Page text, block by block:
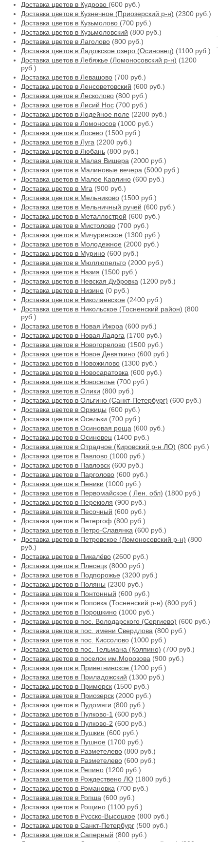
Доставка цветов в Кудрово (600 руб.)
Доставка цветов в Кузнечное (Приозерский р-н) (2300 руб.)
Доставка цветов в Кузьмолово (700 руб.)
Доставка цветов в Кузьмоловский (800 руб.)
Доставка цветов в Лаголово (800 руб.)
Доставка цветов в Ладожское озеро (Осиновец) (1100 руб.)
Доставка цветов в Лебяжье (Ломоносовский р-н) (1200
руб.)
Доставка цветов в Левашово (700 руб.)
Доставка цветов в Ленсоветовский (600 руб.)
Доставка цветов в Лесколово (800 руб.)
Доставка цветов в Лисий Нос (700 руб.)
Доставка цветов в Лодейное поле (2200 руб.)
Доставка цветов в Ломоносов (1000 руб.)
Доставка цветов в Лосево (1500 руб.)
Доставка цветов в Луга (2200 руб.)
Доставка цветов в Любань (800 руб.)
Доставка цветов в Малая Вишера (2000 руб.)
Доставка цветов в Малиновые вечера (5000 руб.)
Доставка цветов в Малое Карлино (600 руб.)
Доставка цветов в Мга (900 руб.)
Доставка цветов в Мельниково (1500 руб.)
Доставка цветов в Мельничный ручей (600 руб.)
Доставка цветов в Металлострой (600 руб.)
Доставка цветов в Мистолово (700 руб.)
Доставка цветов в Мичуринское (1300 руб.)
Доставка цветов в Молодежное (2000 руб.)
Доставка цветов в Мурино (600 руб.)
Доставка цветов в Мюллюпельто (2000 руб.)
Доставка цветов в Назия (1500 руб.)
Доставка цветов в Невская Дубровка (1200 руб.)
Доставка цветов в Низино (0 руб.)
Доставка цветов в Николаевское (2400 руб.)
Доставка цветов в Никольское (Тосненский район) (800
руб.)
Доставка цветов в Новая Ижора (600 руб.)
Доставка цветов в Новая Ладога (1700 руб.)
Доставка цветов в Новогорелово (1500 руб.)
Доставка цветов в Новое Девяткино (600 руб.)
Доставка цветов в Новожилово (1300 руб.)
Доставка цветов в Новосаратовка (600 руб.)
Доставка цветов в Новоселье (700 руб.)
Доставка цветов в Олики (800 руб.)
Доставка цветов в Ольгино (Санкт-Петербург) (600 руб.)
Доставка цветов в Оржицы (600 руб.)
Доставка цветов в Осельки (700 руб.)
Доставка цветов в Осиновая роща (600 руб.)
Доставка цветов в Осиновец (1400 руб.)
Доставка цветов в Отрадное (Кировский р-н ЛО) (800 руб.)
Доставка цветов в Павлово (1000 руб.)
Доставка цветов в Павловск (600 руб.)
Доставка цветов в Парголово (600 руб.)
Доставка цветов в Пеники (1000 руб.)
Доставка цветов в Первомайское ( Лен. обл) (1800 руб.)
Доставка цветов в Перекюля (900 руб.)
Доставка цветов в Песочный (600 руб.)
Доставка цветов в Петергоф (800 руб.)
Доставка цветов в Петро-Славянка (600 руб.)
Доставка цветов в Петровское (Ломоносовский р-н) (800
руб.)
Доставка цветов в Пикалёво (2600 руб.)
Доставка цветов в Плесецк (8000 руб.)
Доставка цветов в Подпорожье (3200 руб.)
Доставка цветов в Поляны (2300 руб.)
Доставка цветов в Понтонный (600 руб.)
Доставка цветов в Поповка (Тосненский р-н) (800 руб.)
Доставка цветов в Порошкино (1000 руб.)
Доставка цветов в пос. Володарского (Сергиево) (600 руб.)
Доставка цветов в пос. имени Свердлова (800 руб.)
Доставка цветов в пос. Киссолово (1000 руб.)
Доставка цветов в пос. Тельмана (Колпино) (700 руб.)
Доставка цветов в поселок им.Морозова (900 руб.)
Доставка цветов в Приветнинское (1200 руб.)
Доставка цветов в Приладожский (1300 руб.)
Доставка цветов в Приморск (1500 руб.)
Доставка цветов в Приозерск (2000 руб.)
Доставка цветов в Пудомяги (800 руб.)
Доставка цветов в Пулково-1 (600 руб.)
Доставка цветов в Пулково-2 (600 руб.)
Доставка цветов в Пушкин (600 руб.)
Доставка цветов в Пушное (1700 руб.)
Доставка цветов в Разметелево (800 руб.)
Доставка цветов в Разметелево (600 руб.)
Доставка цветов в Репино (1200 руб.)
Доставка цветов в Рождествено ЛО (1800 руб.)
Доставка цветов в Романовка (700 руб.)
Доставка цветов в Ропша (600 руб.)
Доставка цветов в Рощино (1100 руб.)
Доставка цветов в Русско-Высоцкое (800 руб.)
Доставка цветов в Санкт-Петербург (500 руб.)
Доставка цветов в Саперный (800 руб.)